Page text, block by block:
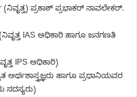
ಪ್ರಕಾಶ್ ಪ್ರಭಾಕರ್ ನಾವಲೇಕರ್.
IAS ಅಧಿಕಾರಿ ಹಾಗೂ ಜನಗಣತಿ
IPS ಅಧಿಕಾರಿ)
ಅರ್ಥಶಾಸ್ತ್ರಜ್ಞರು ಹಾಗೂ ಪ್ರಧಾನಿಯವರ